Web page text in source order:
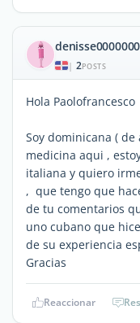
| 2POSTS
Hola Paolofrancesco
Soy dominicana (
medicina aqui ,
italiana y quiero
, que tengo que
de tu comentarios
uno cubano que
de su experiencia
Gracias
Reaccionar